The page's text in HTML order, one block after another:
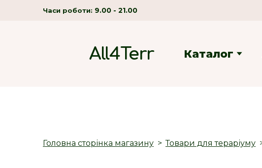
Часи роботи: 9.00 - 21.00
All4Terr Каталог
Головна сторінка магазину Товари для тераріуму